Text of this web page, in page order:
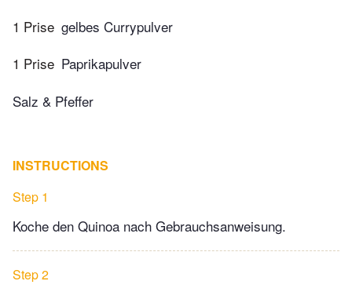
1 Prise gelbes Currypulver
1 Prise Paprikapulver
Salz & Pfeffer
INSTRUCTIONS
Step 1
Koche den Quinoa nach Gebrauchsanweisung.
Step 2